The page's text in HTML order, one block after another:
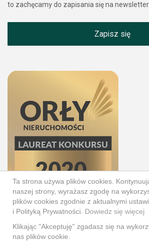
to zachęcamy do zapisania się na newsletter.
Zapisz się
© 2026 Wszystkie prawa zastrzeżone |
Ta strona używa plików cookies.
naszej strony, wyrażasz zgodę na
plików cookies zgodnie z aktualnymi
i Polityką Prywatności. Dowiedz się więcej
Klikając "Akceptuję" zgadasz się na
nas plików cookie.
Hej!